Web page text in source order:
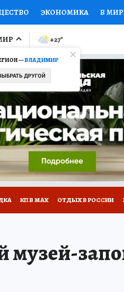
ЭКОНОМИКА В
ПРОИСШЕСТВИЯ
МИР Я ЗНАЮ СЕМЬЯ
СЕРИАЛЫ СПЕЦПРОЕКТЫ
КОНКУРСЫ
КП-ВЛАДИМИР
—ВЛАДИМИР
ДРУГОЙ
+27°
КП В МАХ ОТДЫХ В РОССИИ